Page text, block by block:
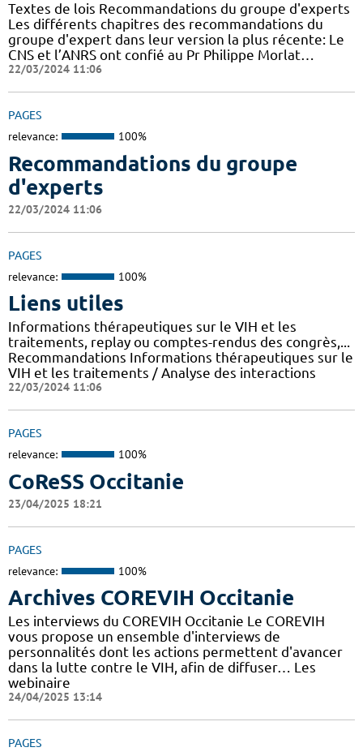
Textes de lois Recommandations du groupe d'experts
Les différents chapitres des recommandations du
groupe d'expert dans leur version la plus récente: Le
CNS et l’ANRS ont confié au Pr Philippe Morlat…
22/03/2024 11:06
PAGES
relevance: 100%
Recommandations du groupe
d'experts
22/03/2024 11:06
PAGES
relevance: 100%
Liens utiles
Informations thérapeutiques sur le VIH et les
traitements, replay ou comptes-rendus des congrès,...
Recommandations Informations thérapeutiques sur le
VIH et les traitements / Analyse des interactions
22/03/2024 11:06
PAGES
relevance: 100%
CoReSS Occitanie
23/04/2025 18:21
PAGES
relevance: 100%
Archives COREVIH Occitanie
Les interviews du COREVIH Occitanie Le COREVIH
vous propose un ensemble d'interviews de
personnalités dont les actions permettent d'avancer
dans la lutte contre le VIH, afin de diffuser… Les
webinaire
24/04/2025 13:14
PAGES